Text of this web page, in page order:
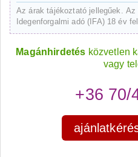
Az árak tájékoztató jellegűek.
Idegenforgalmi adó (IFA) 18 év
Magánhirdetés közvetlen
vagy
+36 70/